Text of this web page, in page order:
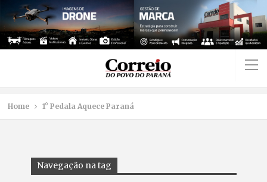
Home 1° Pedala Aquece Paraná
Navegação na tag